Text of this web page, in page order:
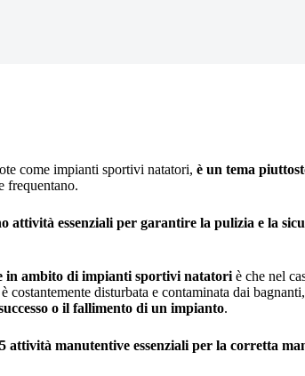
come impianti sportivi natatori, è un tema
frequentano.
attività essenziali per garantire la pulizia e la
in ambito di impianti sportivi natatori è che nel
disturbata e contaminata dai bagnanti,
o il fallimento di un impianto.
attività manutentive essenziali per la corretta